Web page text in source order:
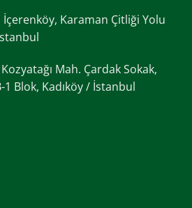
İçerenköy, Karaman Çitliği Yolu
Kozyatağı Mah. Çardak Sokak,
Blok, Kadıköy / İstanbul